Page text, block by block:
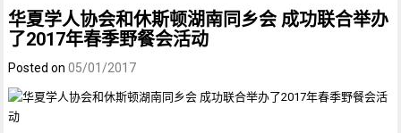
华夏学人协会和休斯顿湖南同乡会 成功联合举办
了2017年春季野餐会活动
Posted on05/01/2017